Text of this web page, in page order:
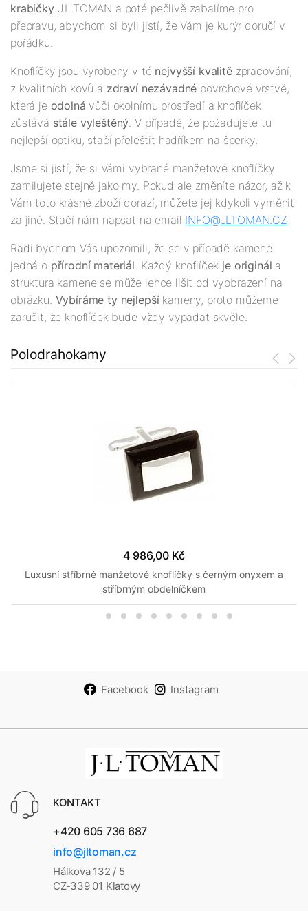
krabičkyJ.L.TOMAN a poté pečlivě zabalíme pro
přepravu, abychom si byli jistí, že Vám je kurýr doručí v
pořádku.
Knoflíčky jsou vyrobeny v té nejvyšší kvalitězpracování,
z kvalitních kovů a zdraví nezávadné povrchové vrstvě,
která je odolná vůči okolnímu prostředí a knoflíček
zůstává stále vyleštěný. V případě, že požadujete tu
nejlepší optiku, stačí přeleštit hadříkem na šperky.
Jsme si jistí, že si Vámi vybrané manžetové knoflíčky
zamilujete stejně jako my. Pokud ale změníte názor, až k
Vám toto krásné zboží dorazí, můžete jej kdykoli vyměnit
za jiné. Stačí nám napsat na email INFO@JLTOMAN.CZ
Rádi bychom Vás upozornili, že se v případě kamene
jedná o přírodní materiál. Každý knoflíček je originál a
struktura kamene se může lehce lišit od vyobrazení na
obrázku. Vybíráme ty nejlepšíkameny, proto můžeme
zaručit, že knoflíček bude vždy vypadat skvěle.
Polodrahokamy
4 986,00 Kč
Luxusní stříbrné manžetové knoflíčky s černým onyxem a
stříbrným obdelníčkem
Facebook Instagram
KONTAKT
+420 605 736 687
info@jltoman.cz
Hálkova 132 / 5
CZ-339 01 Klatovy